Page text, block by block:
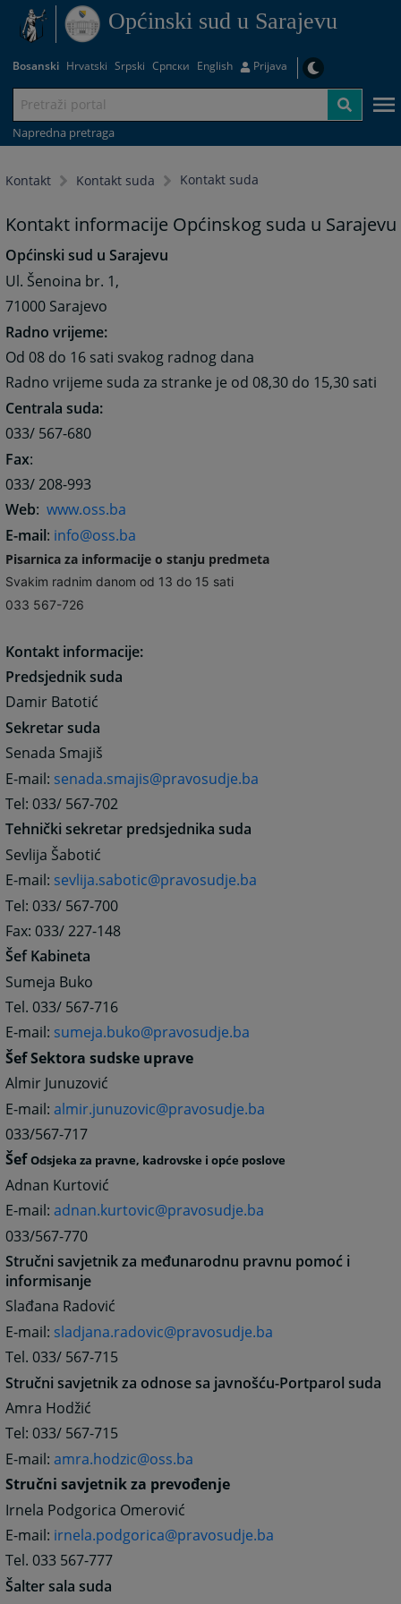
Općinski sud u Sarajevu
Bosanski Hrvatski Srpski Српски English Prijava
Napredna pretraga
Kontakt Kontakt suda Kontakt suda
Kontakt informacije Općinskog suda u Sarajevu
Općinski sud u Sarajevu
Ul. Šenoina br. 1,
71000 Sarajevo
Radno vrijeme:
Od 08 do 16 sati svakog radnog dana
Radno vrijeme suda za stranke je od 08,30 do 15,30 sati
Centrala suda:
033/ 567-680
Fax:
033/ 208-993
Web:www.oss.ba
E-mail: info@oss.ba
Pisarnica za informacije o stanju predmeta
Svakim radnim danom od 13 do 15 sati
033 567-726
Kontakt informacije:
Predsjednik suda
Damir Batotić
Sekretar suda
Senada Smajiš
E-mail: senada.smajis@pravosudje.ba
Tel: 033/ 567-702
Tehnički sekretar predsjednika suda
Sevlija Šabotić
E-mail: sevlija.sabotic@pravosudje.ba
Tel: 033/ 567-700
Fax: 033/ 227-148
Šef Kabineta
Sumeja Buko
Tel. 033/ 567-716
E-mail: sumeja.buko@pravosudje.ba
Šef Sektora sudske uprave
Almir Junuzović
E-mail:almir.junuzovic@pravosudje.ba
033/567-717
ŠefOdsjeka za pravne, kadrovske i opće poslove
Adnan Kurtović
E-mail:adnan.kurtovic@pravosudje.ba
033/567-770
Stručni savjetnik za međunarodnu pravnu pomoć i
informisanje
Slađana Radović
E-mail: sladjana.radovic@pravosudje.ba
Tel. 033/ 567-715
Stručni savjetnik za odnose sa javnošću-Portparol suda
Amra Hodžić
Tel: 033/ 567-715
E-mail:amra.hodzic@oss.ba
Stručni savjetnik za prevođenje
Irnela Podgorica Omerović
E-mail: irnela.podgorica@pravosudje.ba
Tel. 033 567-777
Šalter sala suda